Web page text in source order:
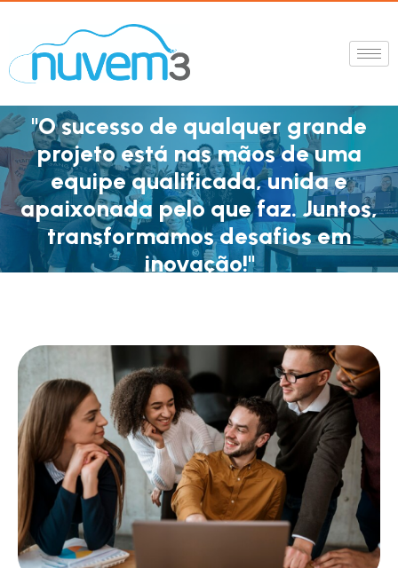
"O sucesso de qualquer grande
projeto está nas mãos de uma
equipe qualificada, unida e
apaixonada pelo que faz. Juntos,
transformamos desafios em
inovação!"